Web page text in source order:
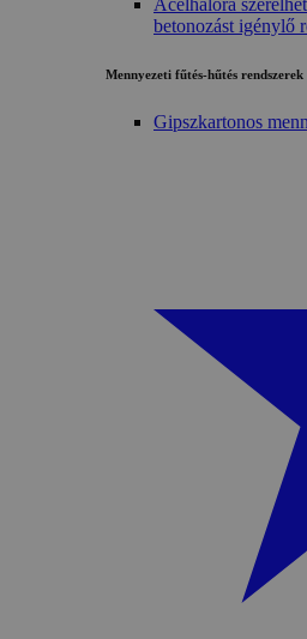
betonozást igénylő
Mennyezeti fűtés-hűtés rendszerek
Gipszkartonos